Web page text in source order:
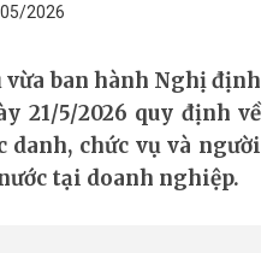
2026
vừa ban hành Nghị định
21/5/2026 quy định về
chức vụ và người
tại doanh nghiệp.